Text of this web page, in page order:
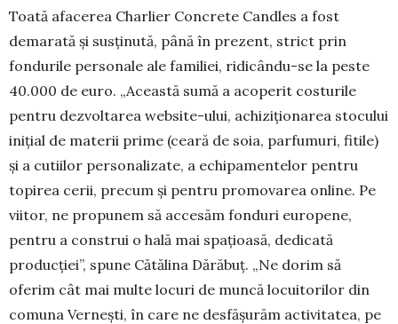
Toată afacerea Charlier Concrete Candles a fost
demarată și susținută, până în prezent, strict prin
fondurile personale ale familiei, ridicându-se la peste
40.000 de euro. „Această sumă a acoperit costurile
pentru dezvoltarea website-ului, achiziționarea stocului
inițial de materii prime (ceară de soia, parfumuri, fitile)
și a cutiilor personalizate, a echipamentelor pentru
topirea cerii, precum și pentru promovarea online. Pe
viitor, ne propunem să accesăm fonduri europene,
pentru a construi o hală mai spațioasă, dedicată
producției”, spune Cătălina Dărăbuț. „Ne dorim să
oferim cât mai multe locuri de muncă locuitorilor din
comuna Verneşti, în care ne desfășurăm activitatea, pe